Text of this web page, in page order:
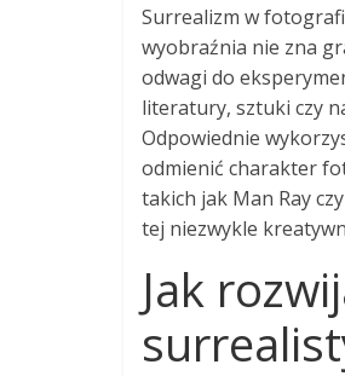
Surrealizm w
wyobraźnia nie zna
odwagi do
literatury, sztuki czy
Odpowiednie
odmienić charakter
takich jak Man Ray
tej niezwykle
Jak